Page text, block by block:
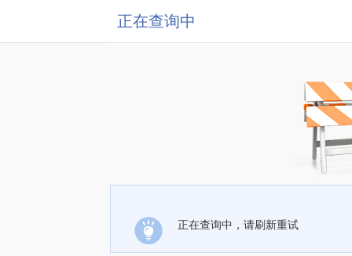
正在查询中
正在查询中，请刷新重试